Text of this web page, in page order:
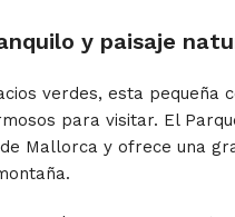
y paisaje
verdes, esta pequeña
para visitar. El
Mallorca y ofrece una